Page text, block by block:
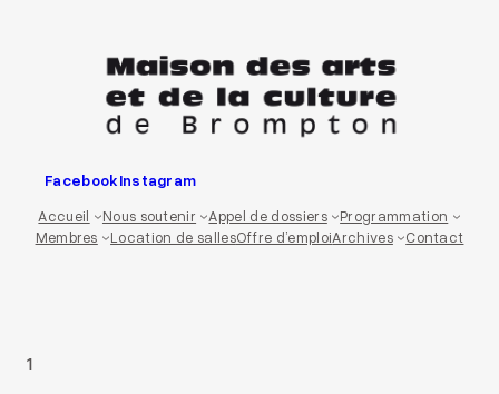
FacebookInstagram
Accueil
Nous soutenir Appel de dossiers
Programmation
Membres
Location de sallesOffre d’emploiArchives Contact
1